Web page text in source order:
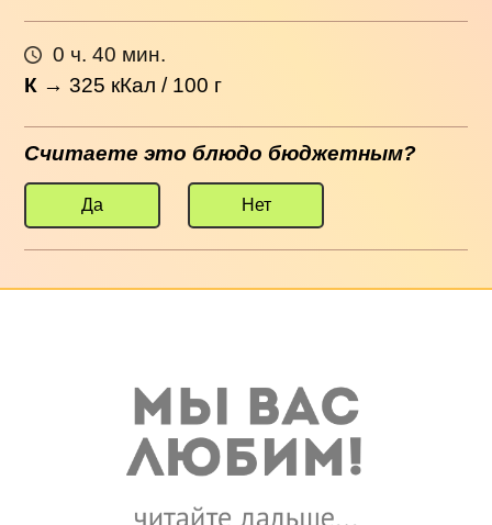
0 ч. 40 мин.
К →325 кКал / 100 г
Считаете это блюдо бюджетным?
Да Нет